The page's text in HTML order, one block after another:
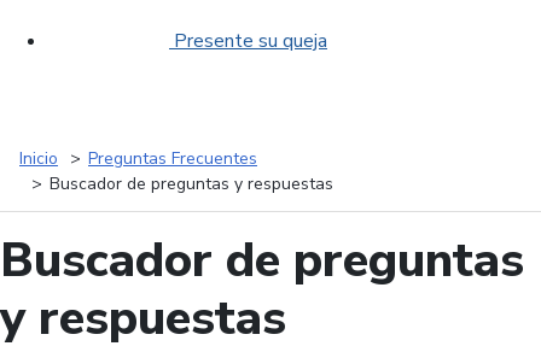
Presente su queja
Inicio
Preguntas Frecuentes
Buscador de preguntas y respuestas
Buscador de preguntas
y respuestas